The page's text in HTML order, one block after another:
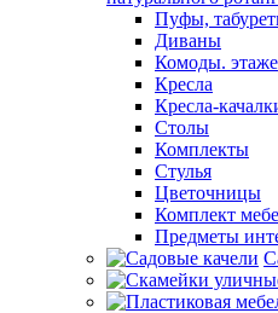
Пуфы,
Диваны
Комоды.
Кресла
Кресла-
Столы
Комплекты
Стулья
Цветочницы
Комплект
Предметы